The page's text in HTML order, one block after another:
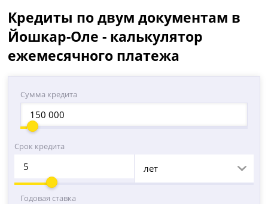
Кредиты по двум документам в
Йошкар-Оле - калькулятор
ежемесячного платежа
Сумма кредита
Срок кредита
лет
Годовая ставка